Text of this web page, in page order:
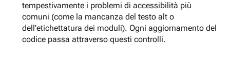
tempestivamente i problemi di accessibilità più
comuni (come la mancanza del testo alt o
dell'etichettatura dei moduli). Ogni aggiornamento del
codice passa attraverso questi controlli.